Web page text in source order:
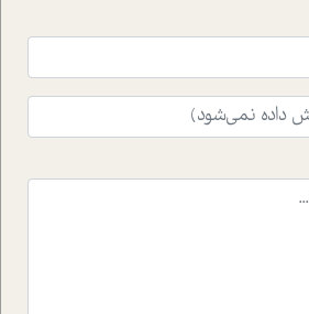
انگیز جین گودال و تاثیرات کاوش های
ها بر زندگی امروزی ما نگاهی
افکنده است.فصل اتاق 333 شما را پای صحبت یک تجربه ی
اختلال شخصیت اسکزوئید و مشکلات و نیز
می دهد که در اتاق درمان اتفاق افتاده
استفاده از هوش مصنوعی در حوزه های